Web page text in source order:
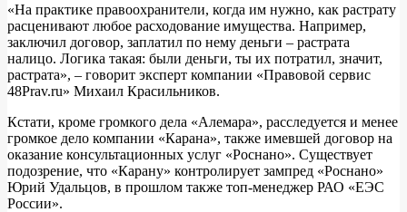
«На практике правоохранители, когда им нужно, как растрату
расценивают любое расходование имущества. Например,
заключил договор, заплатил по нему деньги – растрата
налицо. Логика такая: были деньги, ты их потратил, значит,
растрата», – говорит эксперт компании «Правовой сервис
48Prav.ru» Михаил Красильников.
Кстати, кроме громкого дела «Алемара», расследуется и менее
громкое дело компании «Карана», также имевшей договор на
оказание консультационных услуг «Роснано». Существует
подозрение, что «Карану» контролирует зампред «Роснано»
Юрий Удальцов, в прошлом также топ-менеджер РАО «ЕЭС
России».